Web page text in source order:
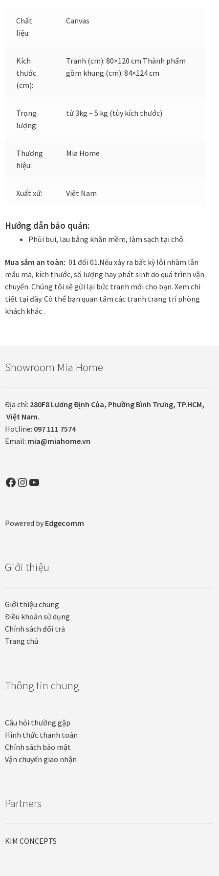
Đóng khung tranh canvas – tranh sơn dầu
Đóng khung tranh kính cho tranh ảnh, giấy mỹ thuật,
poster, bản vẽ tay
Đóng khung tranh sơn mài
Giỏ hàng
Giới Thiệu Mia Home
Homepage Test
In tranh treo tường theo yêu cầu
Fine Art Giclée Printing
In ảnh theo yêu cầu
in tranh mica
Khung ảnh
Khung ảnh cưới
Khung tranh treo tường
Nhận vẽ tranh theo yêu cầu
Phương thức thanh toán
Quà tặng đối tác nước ngoài
Quy định khu vực giao hàng
Sản phẩm mới
Test home page 260225
Chất
liệu:
Canvas
Kích
thước
(cm):
Tranh (cm): 80×120 cm Thành phẩm
gồm khung (cm): 84×124 cm
Trọng
lượng:
từ 3kg – 5 kg (tùy kích thước)
Thương
hiệu:
Mia Home
Xuất xứ: Việt Nam
Hướng dẫn bảo quản:
Phủi bụi, lau bằng khăn mềm, làm sạch tại chỗ.
Mua sắm an toàn: 01 đổi 01.Nếu xảy ra bất kỳ lỗi nhầm lẫn
mẫu mã, kích thước, số lượng hay phát sinh do quá trình vận
chuyển. Chúng tôi sẽ gửi lại bức tranh mới cho bạn. Xem chi
tiết tại đây. Có thể bạn quan tâm các tranh trang trí phòng
khách khác .
Showroom Mia Home
Địa chỉ: 280F8 Lương Định Của, Phường Bình Trưng, TP.HCM,
Việt Nam.
Hotline: 097 111 7574
Email: mia@miahome.vn
Facebook
Instagram
YouTube
Powered by Edgecomm
Giới thiệu
Giới thiệu chung
Điều khoản sử dụng
Chính sách đổi trả
Trang chủ
Thông tin chung
Câu hỏi thường gặp
Hình thức thanh toán
Chính sách bảo mật
Vận chuyển giao nhận
Partners
KIM CONCEPTS